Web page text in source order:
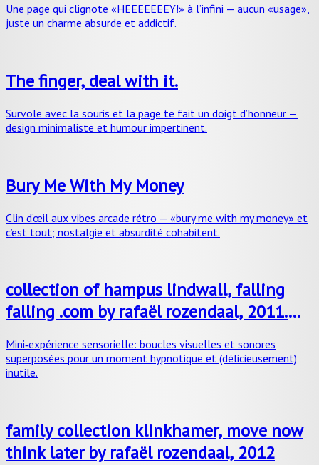
Une page qui clignote «HEEEEEEEY!» à l’infini — aucun «usage»,
juste un charme absurde et addictif.
The finger, deal with it.
Survole avec la souris et la page te fait un doigt d’honneur —
design minimaliste et humour impertinent.
Bury Me With My Money
Clin d’œil aux vibes arcade rétro — «bury me with my money» et
c’est tout; nostalgie et absurdité cohabitent.
collection of hampus lindwall, falling
falling .com by rafaël rozendaal, 2011.
Mini‑expérience sensorielle: boucles visuelles et sonores
superposées pour un moment hypnotique et (délicieusement)
inutile.
family collection klinkhamer, move now
think later by rafaël rozendaal, 2012